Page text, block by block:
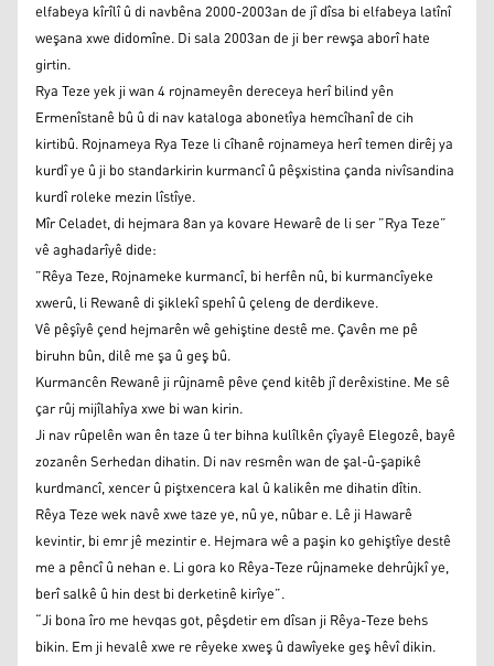
elfabeya kîrîlî û di navbêna 2000-2003an de jî dîsa bi elfabeya latînî
weşana xwe didomîne. Di sala 2003an de ji ber rewşa aborî hate
girtin.
Rya Teze yek ji wan 4 rojnameyên dereceya herî bilind yên
Ermenîstanê bû û di nav kataloga abonetîya hemcîhanî de cih
kirtibû. Rojnameya Rya Teze li cîhanê rojnameya herî temen dirêj ya
kurdî ye û ji bo standarkirin kurmancî û pêşxistina çanda nivîsandina
kurdî roleke mezin lîstîye.
Mîr Celadet, di hejmara 8an ya kovare Hewarê de li ser ”Rya Teze”
vê aghadarîyê dide:
”Rêya Teze, Rojnameke kurmancî, bi herfên nû, bi kurmancîyeke
xwerû, li Rewanê di şiklekî spehî û çeleng de derdikeve.
Vê pêşîyê çend hejmarên wê gehiştine destê me. Çavên me pê
biruhn bûn, dilê me şa û geş bû.
Kurmancên Rewanê ji rûjnamê pêve çend kitêb jî derêxistine. Me sê
çar rûj mijîlahîya xwe bi wan kirin.
Ji nav rûpelên wan ên taze û ter bihna kulîlkên çîyayê Elegozê, bayê
zozanên Serhedan dihatin. Di nav resmên wan de şal-û-şapikê
kurdmancî, xencer û piştxencera kal û kalikên me dihatin dîtin.
Rêya Teze wek navê xwe taze ye, nû ye, nûbar e. Lê ji Hawarê
kevintir, bi emr jê mezintir e. Hejmara wê a paşin ko gehiştîye destê
me a pêncî û nehan e. Li gora ko Rêya-Teze rûjnameke dehrûjkî ye,
berî salkê û hin dest bi derketinê kirîye”.
“Ji bona îro me hevqas got, pêşdetir em dîsan ji Rêya-Teze behs
bikin. Em ji hevalê xwe re rêyeke xweş û dawîyeke geş hêvî dikin.